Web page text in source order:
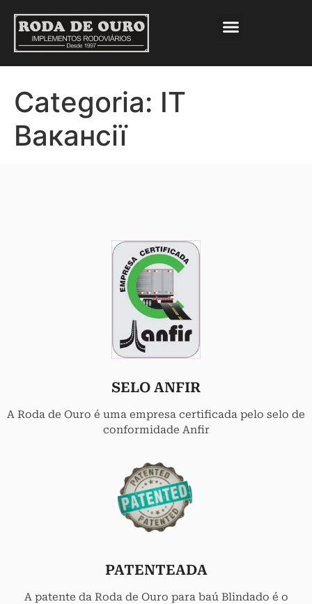
Categoria: IT
Вакансії
SELO ANFIR
A Roda de Ouro é uma empresa certificada pelo selo de
conformidade Anfir
PATENTEADA
A patente da Roda de Ouro para baú Blindado é o